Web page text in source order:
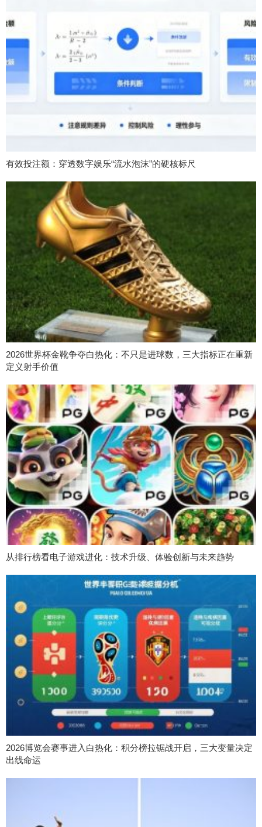
有效投注额：穿透数字娱乐“流水泡沫”的硬核标尺
2026世界杯金靴争夺白热化：不只是进球数，三大指标正在重新
定义射手价值
从排行榜看电子游戏进化：技术升级、体验创新与未来趋势
2026博览会赛事进入白热化：积分榜拉锯战开启，三大变量决定
出线命运